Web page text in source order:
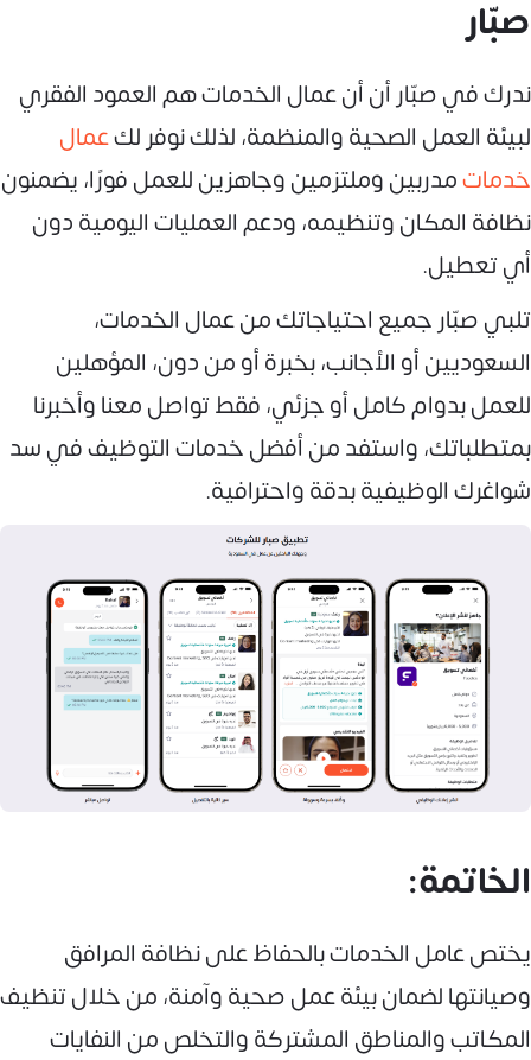
صبّار
ندرك في صبّار أن أن عمال الخدمات هم العمود الفقري
لبيئة العمل الصحية والمنظمة، لذلك نوفر لكعمال
خدماتمدربين وملتزمين وجاهزين للعمل فورًا، يضمنون
نظافة المكان وتنظيمه، ودعم العمليات اليومية دون
أي تعطيل.
تلبي صبّار جميع احتياجاتك من عمال الخدمات،
السعوديين أو الأجانب، بخبرة أو من دون، المؤهلين
للعمل بدوام كامل أو جزئي، فقط تواصل معنا وأخبرنا
بمتطلباتك، واستفد من أفضل خدمات التوظيف في سد
شواغرك الوظيفية بدقة واحترافية.
الخاتمة:
يختص عامل الخدمات بالحفاظ على نظافة المرافق
وصيانتها لضمان بيئة عمل صحية وآمنة، من خلال تنظيف
المكاتب والمناطق المشتركة والتخلص من النفايات